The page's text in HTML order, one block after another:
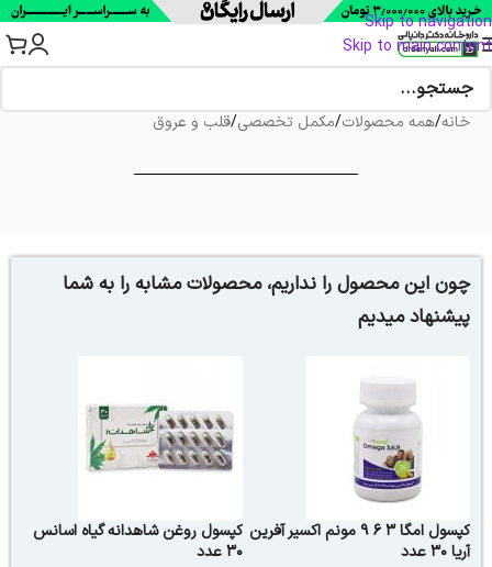
Skip to navigation
Skip to main content
خانه/همه محصولات/مکمل تخصصی/قلب و عروق
چون این محصول را نداریم، محصولات مشابه را به شما
پیشنهاد میدیم
کپسول امگا 3 6 9 مونم اکسیر آفرین
آریا 30 عدد
کپسول روغن شاهدانه گیاه اسانس
30 عدد